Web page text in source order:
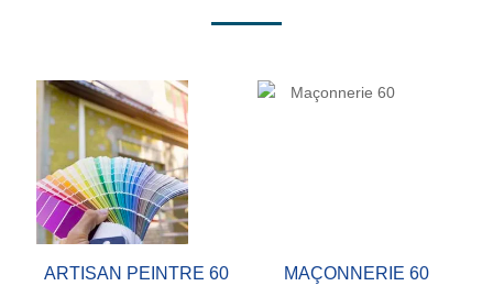
ARTISAN PEINTRE 60
MAÇONNERIE 60